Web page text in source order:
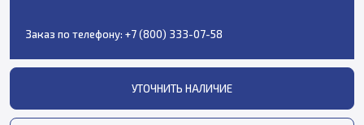
Заказ по телефону: +7 (800) 333-07-58
УТОЧНИТЬ НАЛИЧИЕ